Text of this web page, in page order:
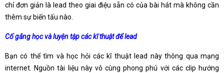
chỉ đơn giản là lead theo giai điệu sẵn có của bài hát mà không cần
thêm sự biến tấu nào.
Cố gắng học và luyện tập các kĩ thuật để lead
Bạn có thể tìm và học hỏi các kĩ thuật lead này thông qua mạng
internet. Nguồn tài liệu này vô cùng phong phú với các clip hướng